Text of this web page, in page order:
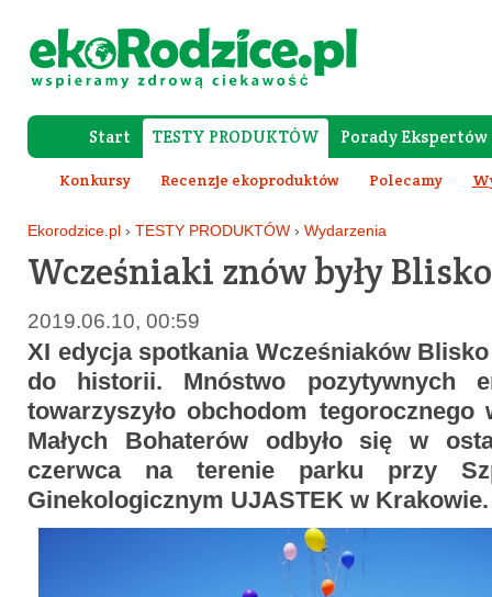
Start TESTY PRODUKTÓW Porady Ekspertów
Forum
Konkursy Recenzje ekoproduktów Polecamy
Ekorodzice.pl › TESTY PRODUKTÓW › Wydarzenia
Wcześniaki znów były
2019.06.10, 00:59
XI edycja spotkania Wcześniaków
do historii. Mnóstwo pozytywnych
towarzyszyło obchodom tegorocznego
Małych Bohaterów odbyło się w
czerwca na terenie parku przy
Ginekologicznym UJASTEK w Krakowie.